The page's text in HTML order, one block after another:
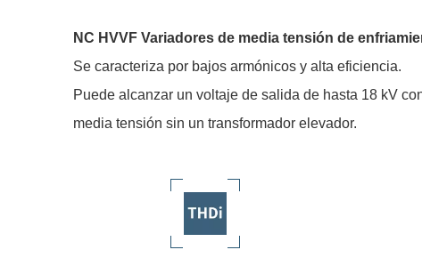
NC HVVF Variadores de media tensión de
Se caracteriza por bajos armónicos y alta eficiencia.
Puede alcanzar un voltaje de salida de hasta 18 kV
media tensión sin un transformador elevador.